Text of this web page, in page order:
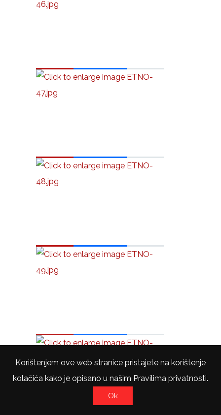
Korištenjem ove web stranice pristajete na korištenje
kolačića kako je opisano u našim Pravilima privatnosti.
Ok